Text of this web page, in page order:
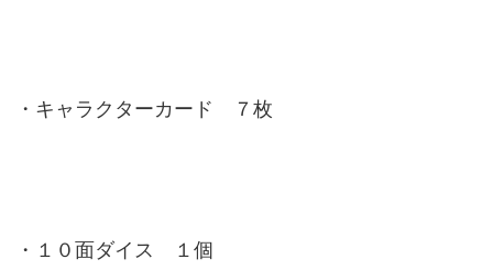
・キャラクターカード ７枚
・１０面ダイス １個